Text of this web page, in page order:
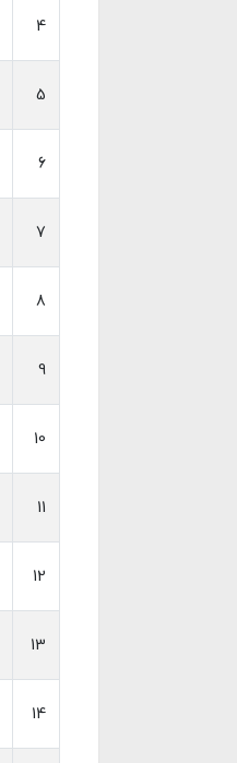
4
5
6
7
8
9
10
11
12
13
14